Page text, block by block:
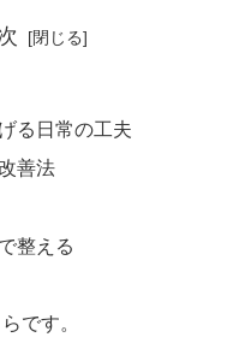
る日常の工夫
善法
整える
です。